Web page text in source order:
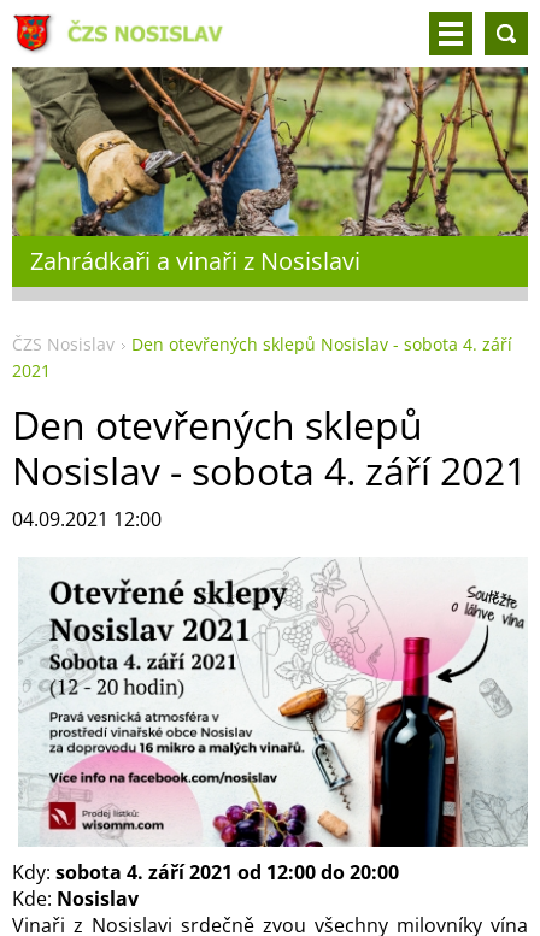
Zahrádkaři a vinaři z Nosislavi
ČZS Nosislav
Den otevřených sklepů Nosislav - sobota 4. září
2021
Den otevřených sklepů
Nosislav - sobota 4. září 2021
04.09.2021 12:00
Kdy: sobota 4. září 2021 od 12:00 do 20:00
Kde: Nosislav
Vinaři z Nosislavi srdečně zvou všechny milovníky vína